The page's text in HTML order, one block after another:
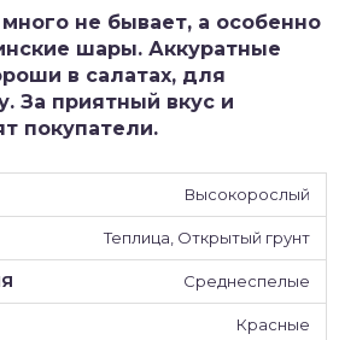
не бывает, а особенно
шары. Аккуратные
в салатах, для
За приятный вкус и
покупатели.
Высокорослый
Теплица, Открытый грунт
Среднеспелые
Красные